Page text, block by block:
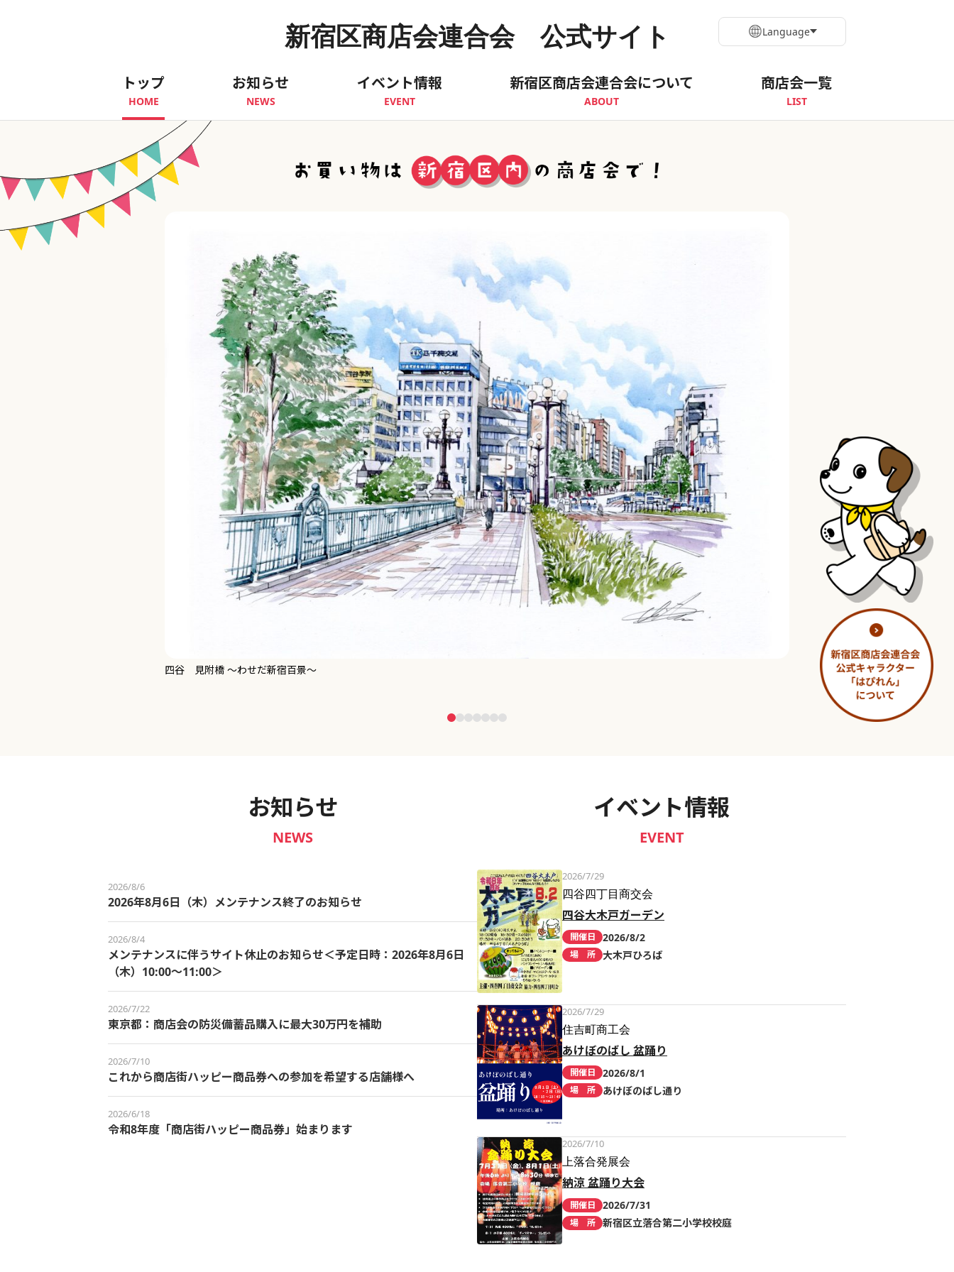
新宿区商店会連合会 公式サイト
トップ
HOME
お知らせ
NEWS
イベント情報
EVENT
新宿区商店会連合会について
ABOUT
商店会一覧
LIST
Language
淀橋市場 ～わせだ新宿百景～
お知らせ
NEWS
2026/8/6
2026年8月6日（木）メンテナンス終了のお知らせ
2026/8/4
メンテナンスに伴うサイト休止のお知らせ＜予定日時：2026年8月6日
（木）10:00～11:00＞
2026/7/22
東京都：商店会の防災備蓄品購入に最大30万円を補助
2026/7/10
これから商店街ハッピー商品券への参加を希望する店舗様へ
2026/6/18
令和8年度「商店街ハッピー商品券」始まります
イベント情報
EVENT
2026/7/29
四谷四丁目商交会
四谷大木戸ガーデン
開催日 2026/8/2
場 所 大木戸ひろば
2026/7/29
住吉町商工会
あけぼのばし 盆踊り
開催日 2026/8/1
場 所 あけぼのばし通り
2026/7/10
上落合発展会
納涼 盆踊り大会
開催日 2026/7/31
場 所 新宿区立落合第二小学校校庭